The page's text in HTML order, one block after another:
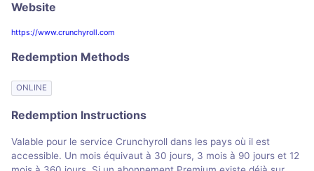
Website
https://www.crunchyroll.com
Redemption Methods
ONLINE
Redemption Instructions
Valable pour le service Crunchyroll dans les pays où il est
accessible. Un mois équivaut à 30 jours, 3 mois à 90 jours et 12